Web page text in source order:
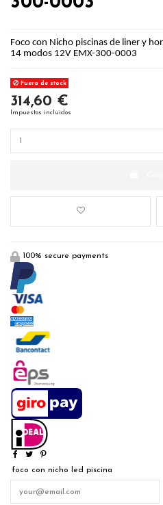
Foco con Nicho piscinas de liner y
14 modos 12V EMX-300-0003
Fuera de stock
314,60 €
Impuestos incluidos
100% secure payments
foco con nicho led piscina